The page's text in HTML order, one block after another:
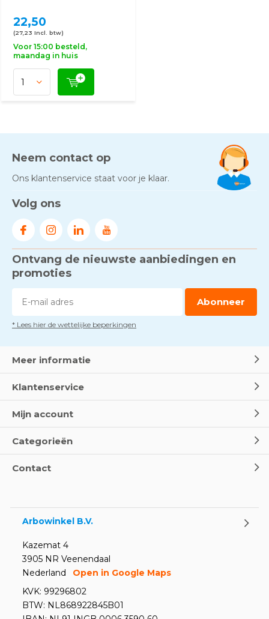
22,50
(27,23 Incl. btw)
Voor 15:00 besteld,
maandag in huis
Neem contact op
Ons klantenservice staat voor je klaar.
Volg ons
Ontvang de nieuwste aanbiedingen en
promoties
Abonneer
* Lees hier de wettelijke beperkingen
Meer informatie
Klantenservice
Mijn account
Categorieën
Contact
Arbowinkel B.V.
Kazemat 4
3905 NR Veenendaal
Nederland
Open in Google Maps
KVK: 99296802
BTW: NL868922845B01